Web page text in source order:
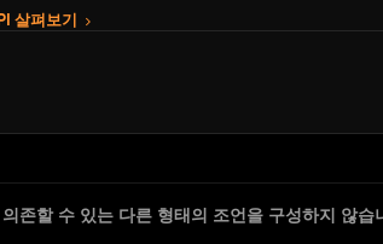
살펴보기
존할 수 있는 다른 형태의 조언을 구성하지 않습